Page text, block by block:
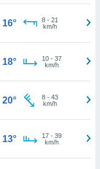
16° 8- 21
km/h
18° 10- 37
km/h
20° 8- 43
km/h
13° 17- 39
km/h